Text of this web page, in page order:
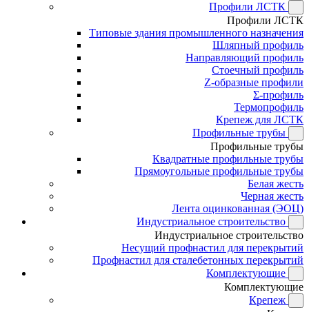
Профили ЛСТК
Профили ЛСТК
Типовые здания промышленного назначения
Шляпный профиль
Направляющий профиль
Стоечный профиль
Z-образные профили
Σ-профиль
Термопрофиль
Крепеж для ЛСТК
Профильные трубы
Профильные трубы
Квадратные профильные трубы
Прямоугольные профильные трубы
Белая жесть
Черная жесть
Лента оцинкованная (ЭОЦ)
Индустриальное строительство
Индустриальное строительство
Несущий профнастил для перекрытий
Профнастил для сталебетонных перекрытий
Комплектующие
Комплектующие
Крепеж